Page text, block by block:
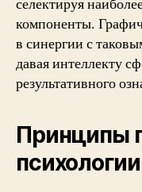
селектируя
компоненты.
в синергии с
давая интеллекту
результативного
Принципы
психологии